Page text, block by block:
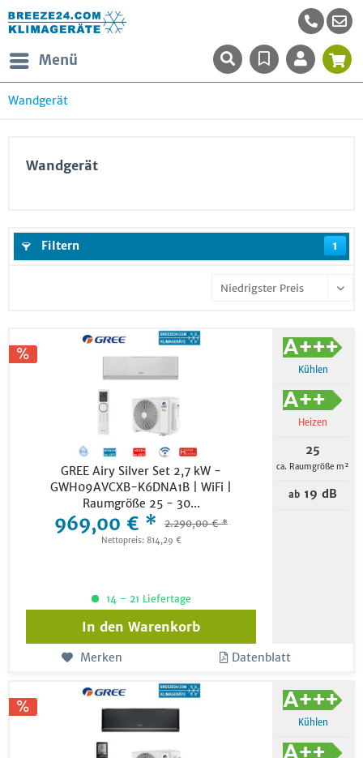
Menü
Wandgerät
Wandgerät
Filtern 1
GREE Airy Silver Set 2,7 kW -
GWH09AVCXB-K6DNA1B | WiFi |
Raumgröße 25 - 30...
969,00 € * 2.290,00 € *
Nettopreis: 814,29 €
Kühlen
Heizen
25
ca. Raumgröße m²
ab 19 dB
14 - 21 Liefertage
In den Warenkorb
Merken Datenblatt
Kühlen